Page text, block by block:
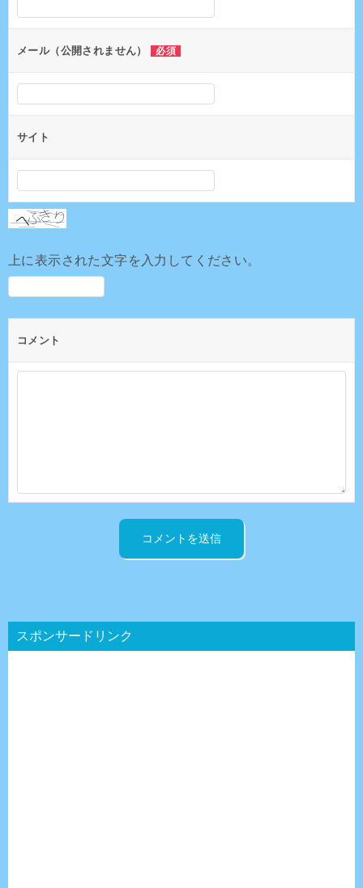
ンメール（公開されません） 必須
サイト
上に表示された文字を入力してください。
コメント
スポンサードリンク